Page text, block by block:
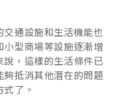
通設施和生活機能也
型商場等設施逐漸增
，這樣的生活條件已
抵消其他潛在的問題
了。